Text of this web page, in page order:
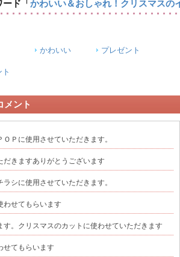
ード 「 かわいい＆おしゃれ！クリスマスの
かわいい プレゼント
ント
Ｐに使用させていただきます。
だきますありがとうございます
シに使用させていただきます。
わせてもらいます
す。クリスマスのカットに使わせていただきます
せてもらいます